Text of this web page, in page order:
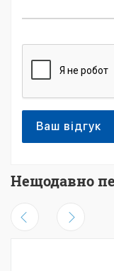
Ваш відгук
Нещодавно